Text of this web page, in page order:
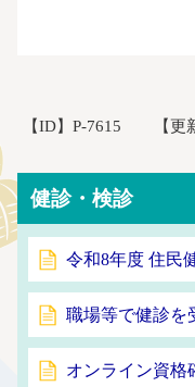
【ID】 P-7615 【更
健診・検診
令和8年度 住民
職場等で健診を
オンライン資格